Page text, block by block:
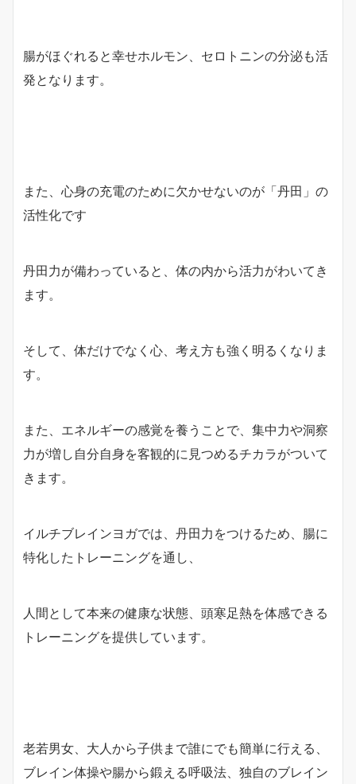
腸がほぐれると幸せホルモン、セロトニンの分泌も活
発となります。
また、心身の充電のために欠かせないのが「丹田」の
活性化です
丹田力が備わっていると、体の内から活力がわいてき
ます。
そして、体だけでなく心、考え方も強く明るくなりま
す。
また、エネルギーの感覚を養うことで、集中力や洞察
力が増し自分自身を客観的に見つめるチカラがついて
きます。
イルチブレインヨガでは、丹田力をつけるため、腸に
特化したトレーニングを通し、
人間として本来の健康な状態、頭寒足熱を体感できる
トレーニングを提供しています。
老若男女、大人から子供まで誰にでも簡単に行える、
ブレイン体操や腸から鍛える呼吸法、独自のブレイン